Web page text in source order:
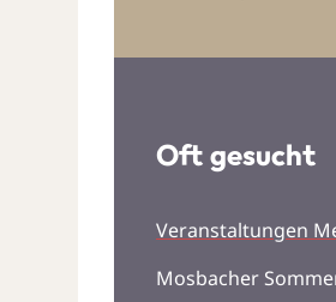
Oft gesucht
Veranstaltungen
Mosbacher